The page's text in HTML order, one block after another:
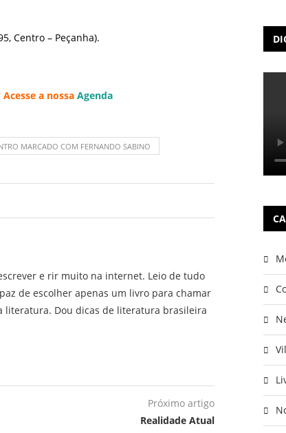
Centro – Peçanha).
a nossa Agenda
MARCADO COM FERNANDO SABINO
e rir muito na internet. Leio de tudo
de escolher apenas um livro para chamar
literatura. Dou dicas de literatura brasileira
Próximo artigo
Realidade Atual